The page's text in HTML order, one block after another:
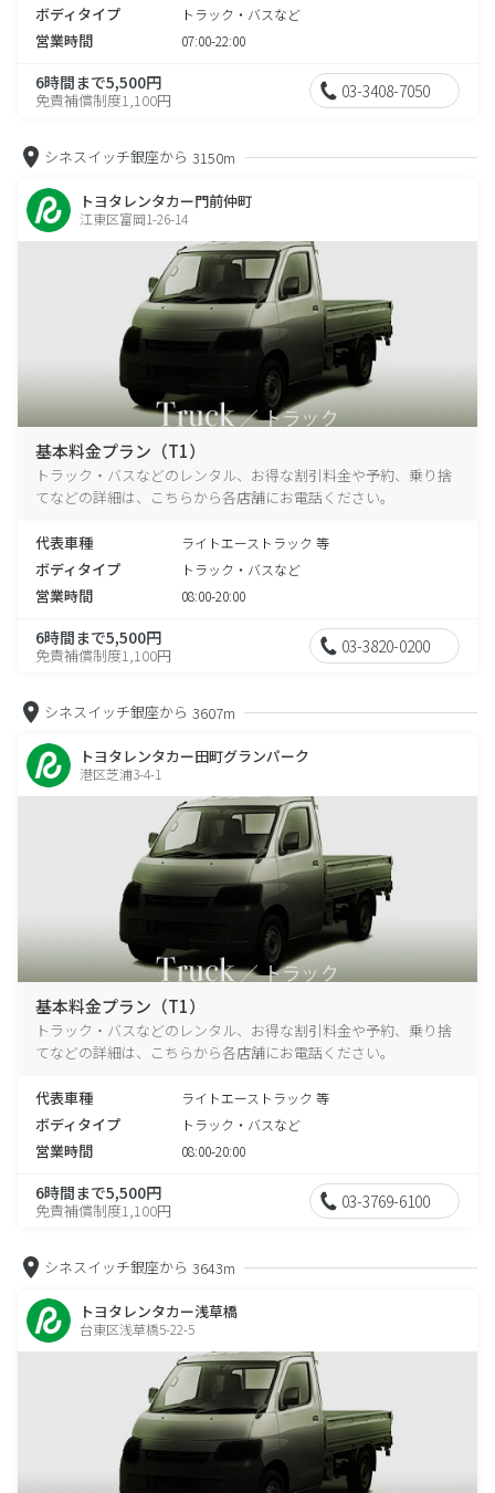
ボディタイプ トラック・バスなど
営業時間 07:00-22:00
6時間まで5,500円
免責補償制度1,100円 03-3408-7050
シネスイッチ銀座から 3150m
トヨタレンタカー門前仲町
江東区富岡1-26-14
基本料金プラン（T1）
トラック・バスなどのレンタル、お得な割引料金や予約、乗り捨
てなどの詳細は、こちらから各店舗にお電話ください。
代表車種 ライトエーストラック 等
ボディタイプ トラック・バスなど
営業時間 08:00-20:00
6時間まで5,500円
免責補償制度1,100円 03-3820-0200
シネスイッチ銀座から 3607m
トヨタレンタカー田町グランパーク
港区芝浦3-4-1
基本料金プラン（T1）
トラック・バスなどのレンタル、お得な割引料金や予約、乗り捨
てなどの詳細は、こちらから各店舗にお電話ください。
代表車種 ライトエーストラック 等
ボディタイプ トラック・バスなど
営業時間 08:00-20:00
6時間まで5,500円
免責補償制度1,100円 03-3769-6100
シネスイッチ銀座から 3643m
トヨタレンタカー浅草橋
台東区浅草橋5-22-5